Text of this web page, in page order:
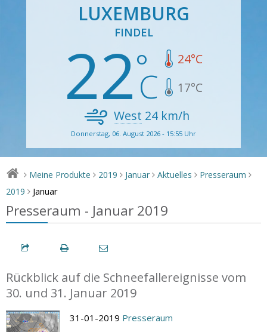
LUXEMBURG
FINDEL
22 24°C
17°C
West 24 km/h
Donnerstag, 06. August 2026 - 15:55 Uhr
> Meine Produkte > 2019 > Januar > Aktuelles > Presseraum >
2019 > Januar
Presseraum - Januar 2019
Rückblick auf die Schneefallereignisse vom
30. und 31. Januar 2019
31-01-2019 Presseraum